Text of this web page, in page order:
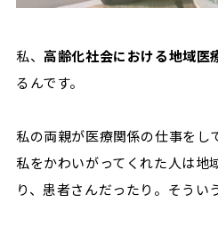
私、 高齢化社会における地域医
るんです。
私の両親が医療関係の仕事をし
私をかわいがってくれた人は地
り、患者さんだったり。そうい